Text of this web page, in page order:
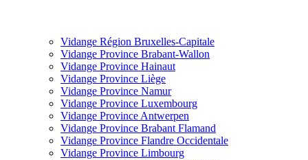
Vidange Région Bruxelles-Capitale
Vidange Province Brabant-Wallon
Vidange Province Hainaut
Vidange Province Liège
Vidange Province Namur
Vidange Province Luxembourg
Vidange Province Antwerpen
Vidange Province Brabant Flamand
Vidange Province Flandre Occidentale
Vidange Province Limbourg